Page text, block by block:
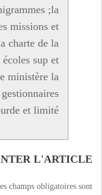
;la
missions et
charte de la
sup et
ministère la
et limité
L'ARTICLE
champs obligatoires sont